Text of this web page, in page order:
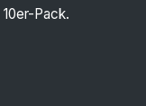
Pack.